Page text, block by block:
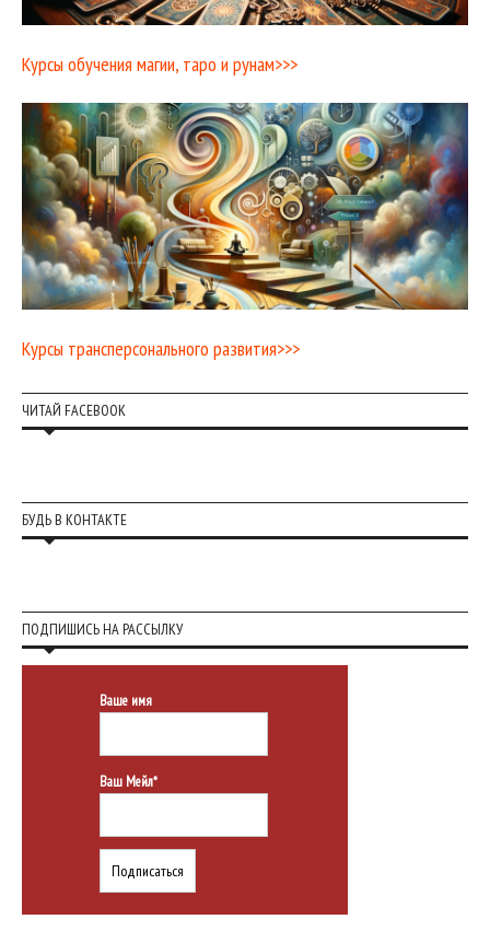
Курсы обучения магии, таро и рунам>>>
Курсы трансперсонального развития>>>
ЧИТАЙ FACEBOOK
БУДЬ В КОНТАКТЕ
ПОДПИШИСЬ НА РАССЫЛКУ
Ваше имя
Ваш Мейл*